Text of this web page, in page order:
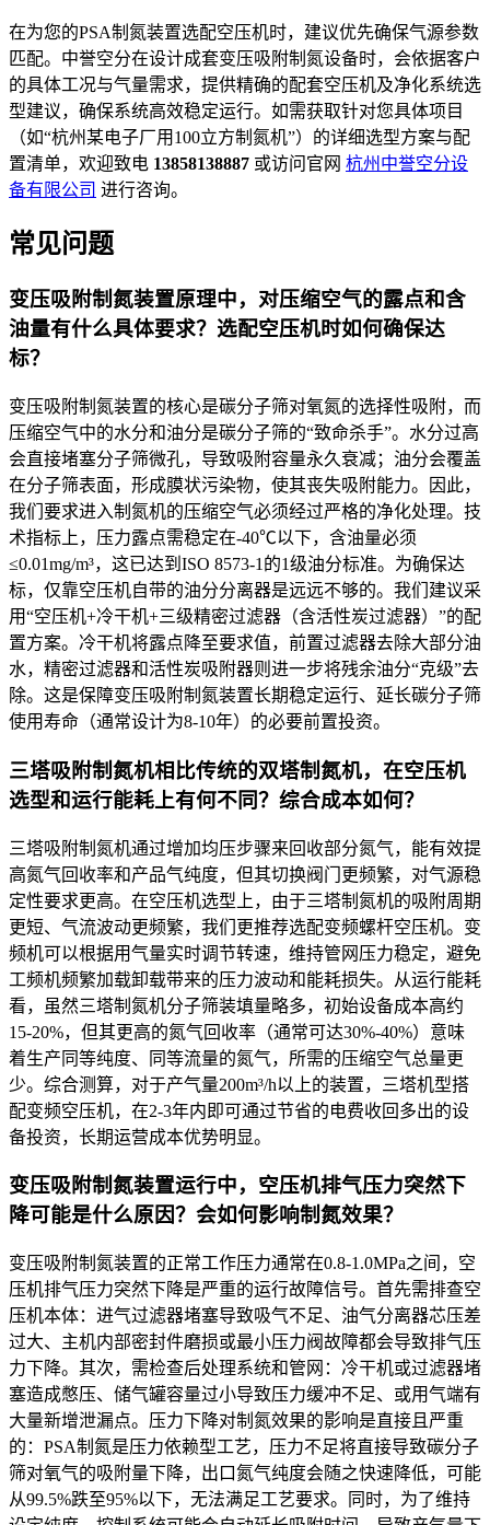
在为您的PSA制氮装置选配空压机时，建议优先确保气源参数
匹配。中誉空分在设计成套变压吸附制氮设备时，会依据客户
的具体工况与气量需求，提供精确的配套空压机及净化系统选
型建议，确保系统高效稳定运行。如需获取针对您具体项目
（如“杭州某电子厂用100立方制氮机”）的详细选型方案与配
置清单，欢迎致电 13858138887 或访问官网 杭州中誉空分设
备有限公司 进行咨询。
常见问题
变压吸附制氮装置原理中，对压缩空气的露点和含
油量有什么具体要求？选配空压机时如何确保达
标？
变压吸附制氮装置的核心是碳分子筛对氧氮的选择性吸附，而
压缩空气中的水分和油分是碳分子筛的“致命杀手”。水分过高
会直接堵塞分子筛微孔，导致吸附容量永久衰减；油分会覆盖
在分子筛表面，形成膜状污染物，使其丧失吸附能力。因此，
我们要求进入制氮机的压缩空气必须经过严格的净化处理。技
术指标上，压力露点需稳定在-40℃以下，含油量必须
≤0.01mg/m³，这已达到ISO 8573-1的1级油分标准。为确保达
标，仅靠空压机自带的油分分离器是远远不够的。我们建议采
用“空压机+冷干机+三级精密过滤器（含活性炭过滤器）”的配
置方案。冷干机将露点降至要求值，前置过滤器去除大部分油
水，精密过滤器和活性炭吸附器则进一步将残余油分“克级”去
除。这是保障变压吸附制氮装置长期稳定运行、延长碳分子筛
使用寿命（通常设计为8-10年）的必要前置投资。
三塔吸附制氮机相比传统的双塔制氮机，在空压机
选型和运行能耗上有何不同？综合成本如何？
三塔吸附制氮机通过增加均压步骤来回收部分氮气，能有效提
高氮气回收率和产品气纯度，但其切换阀门更频繁，对气源稳
定性要求更高。在空压机选型上，由于三塔制氮机的吸附周期
更短、气流波动更频繁，我们更推荐选配变频螺杆空压机。变
频机可以根据用气量实时调节转速，维持管网压力稳定，避免
工频机频繁加载卸载带来的压力波动和能耗损失。从运行能耗
看，虽然三塔制氮机分子筛装填量略多，初始设备成本高约
15-20%，但其更高的氮气回收率（通常可达30%-40%）意味
着生产同等纯度、同等流量的氮气，所需的压缩空气总量更
少。综合测算，对于产气量200m³/h以上的装置，三塔机型搭
配变频空压机，在2-3年内即可通过节省的电费收回多出的设
备投资，长期运营成本优势明显。
变压吸附制氮装置运行中，空压机排气压力突然下
降可能是什么原因？会如何影响制氮效果？
变压吸附制氮装置的正常工作压力通常在0.8-1.0MPa之间，空
压机排气压力突然下降是严重的运行故障信号。首先需排查空
压机本体：进气过滤器堵塞导致吸气不足、油气分离器芯压差
过大、主机内部密封件磨损或最小压力阀故障都会导致排气压
力下降。其次，需检查后处理系统和管网：冷干机或过滤器堵
塞造成憋压、储气罐容量过小导致压力缓冲不足、或用气端有
大量新增泄漏点。压力下降对制氮效果的影响是直接且严重
的：PSA制氮是压力依赖型工艺，压力不足将直接导致碳分子
筛对氧气的吸附量下降，出口氮气纯度会随之快速降低，可能
从99.5%跌至95%以下，无法满足工艺要求。同时，为了维持